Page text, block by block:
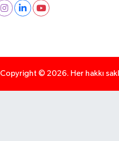
Copyright © 2026. Her hakkı